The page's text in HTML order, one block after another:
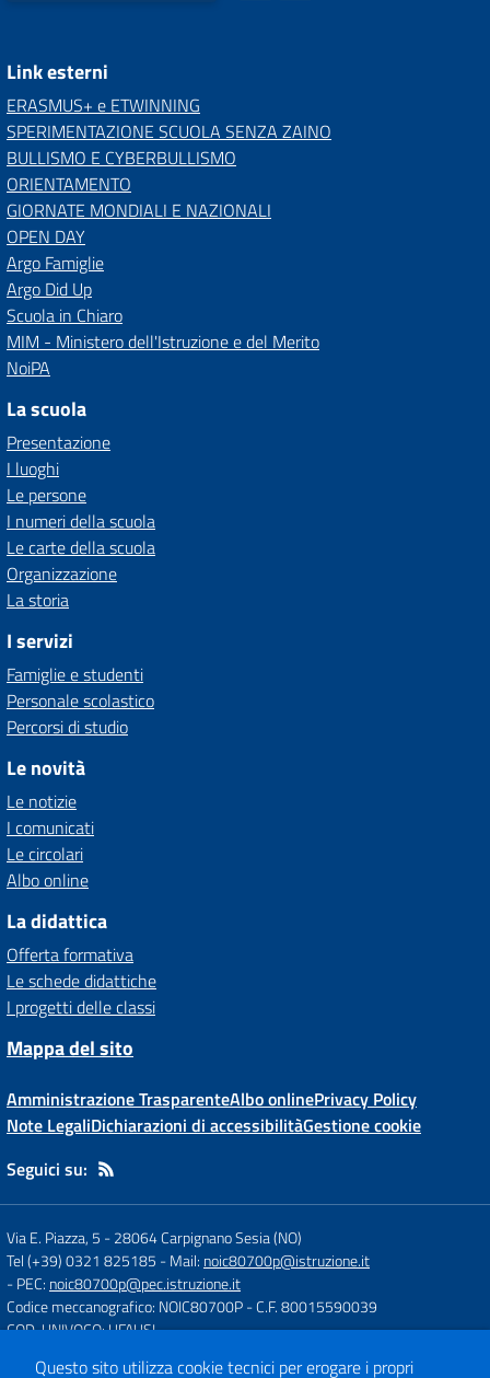
Link esterni
ERASMUS+ e ETWINNING
SPERIMENTAZIONE SCUOLA SENZA ZAINO
BULLISMO E CYBERBULLISMO
ORIENTAMENTO
GIORNATE MONDIALI E NAZIONALI
OPEN DAY
Argo Famiglie
Argo Did Up
Scuola in Chiaro
MIM - Ministero dell'Istruzione e del Merito
NoiPA
La scuola
Presentazione
I luoghi
Le persone
I numeri della scuola
Le carte della scuola
Organizzazione
La storia
I servizi
Famiglie e studenti
Personale scolastico
Percorsi di studio
Le novità
Le notizie
I comunicati
Le circolari
Albo online
La didattica
Offerta formativa
Le schede didattiche
I progetti delle classi
Mappa del sito
Amministrazione TrasparenteAlbo onlinePrivacy Policy
Note LegaliDichiarazioni di accessibilitàGestione cookie
Seguici su:
Via E. Piazza, 5 -28064 Carpignano Sesia (NO)
Tel (+39) 0321 825185 - Mail: noic80700p@istruzione.it
- PEC: noic80700p@pec.istruzione.it
Codice meccanografico: NOIC80700P- C.F. 80015590039
COD. UNIVOCO: UFAUSI
Questo sito utilizza cookie tecnici per erogare i propri